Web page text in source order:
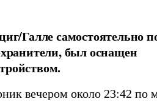
Галле самостоятельно
был оснащен
вечером около 23:42 по